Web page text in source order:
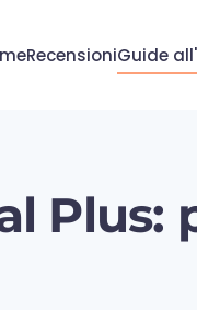
RecensioniGuide
Plus: